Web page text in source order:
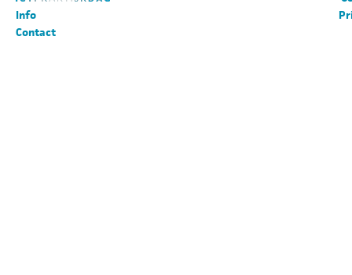
Info
Contact